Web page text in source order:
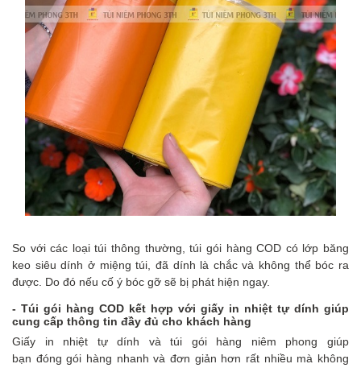
So với các loại túi thông thường, túi gói hàng COD có lớp băng
keo siêu dính ở miệng túi, đã dính là chắc và không thể bóc ra
được. Do đó nếu cố ý bóc gỡ sẽ bị phát hiện ngay.
- Túi gói hàng COD kết hợp với giấy in nhiệt tự dính giúp
cung cấp thông tin đầy đủ cho khách hàng
Giấy in nhiệt tự dính và túi gói hàng niêm phong giúp
bạn đóng gói hàng nhanh và đơn giản hơn rất nhiều mà không